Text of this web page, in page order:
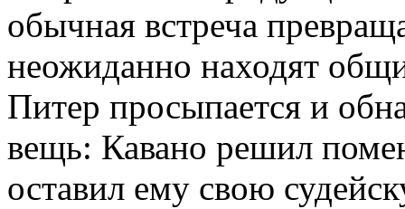
обычная встреча
неожиданно находят
Питер просыпается и
вещь: Кавано решил
оставил ему свою